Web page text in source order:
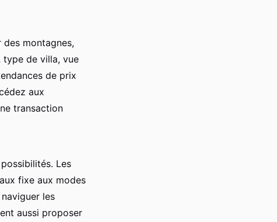
montagnes,
type de villa, vue
de prix
aux
transaction
Les
fixe aux modes
les
aussi proposer